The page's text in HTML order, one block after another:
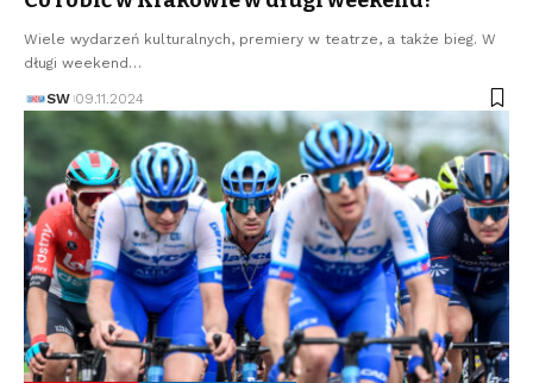
Wiele wydarzeń kulturalnych, premiery w teatrze, a także bieg. W
długi weekend…
SW 09.11.2024